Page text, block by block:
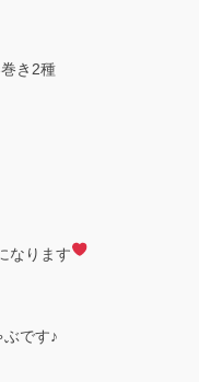
き2種
なります
です♪